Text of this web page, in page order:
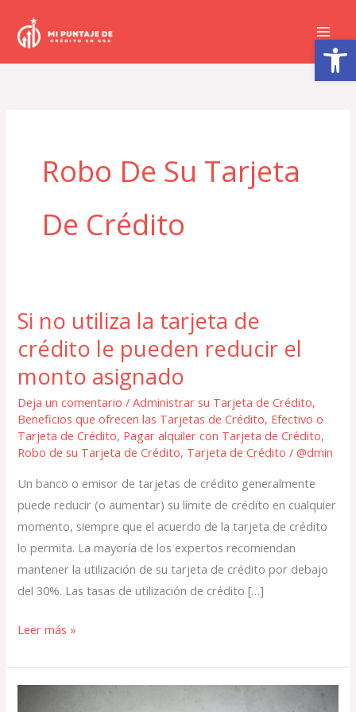
Abrir barra de herramientas
contenido
Robo De Su Tarjeta
De Crédito
Si no utiliza la tarjeta de
crédito le pueden reducir el
monto asignado
Deja un comentario /Administrar su Tarjeta de Crédito,
Beneficios que ofrecen las Tarjetas de Crédito, Efectivo o
Tarjeta de Crédito, Pagar alquiler con Tarjeta de Crédito,
Robo de su Tarjeta de Crédito, Tarjeta de Crédito /@dmin
Un banco o emisor de tarjetas de crédito generalmente
puede reducir (o aumentar) su límite de crédito en cualquier
momento, siempre que el acuerdo de la tarjeta de crédito
lo permita. La mayoría de los expertos recomiendan
mantener la utilización de su tarjeta de crédito por debajo
del 30%. Las tasas de utilización de crédito […]
Si
utiliza
la
tarjeta
de
crédito
pueden
reducir
el
monto
asignado
Leer más »